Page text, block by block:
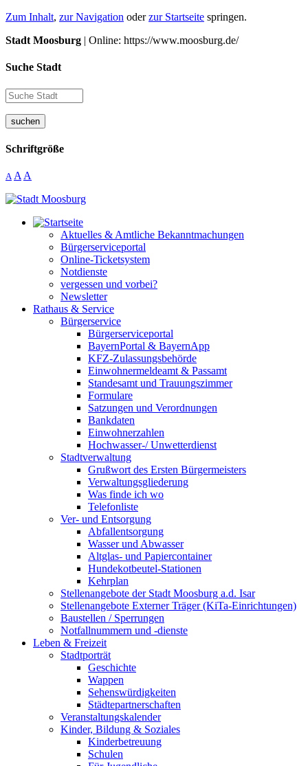
Zum Inhalt, zur Navigation oderzur Startseite springen.
Stadt Moosburg | Online: https://www.moosburg.de/
Suche Stadt
suchen
Schriftgröße
A A A
Aktuelles & Amtliche Bekanntmachungen
Bürgerserviceportal
Online-Ticketsystem
Notdienste
vergessen und vorbei?
Newsletter
Rathaus & Service
Bürgerservice
Bürgerserviceportal
BayernPortal & BayernApp
KFZ-Zulassungsbehörde
Einwohnermeldeamt & Passamt
Standesamt und Trauungszimmer
Formulare
Satzungen und Verordnungen
Bankdaten
Einwohnerzahlen
Hochwasser-/ Unwetterdienst
Stadtverwaltung
Grußwort des Ersten Bürgermeisters
Verwaltungsgliederung
Was finde ich wo
Telefonliste
Ver- und Entsorgung
Abfallentsorgung
Wasser und Abwasser
Altglas- und Papiercontainer
Hundekotbeutel-Stationen
Kehrplan
Stellenangebote der Stadt Moosburg a.d. Isar
Stellenangebote Externer Träger (KiTa-Einrichtungen)
Baustellen / Sperrungen
Notfallnummern und -dienste
Leben & Freizeit
Stadtporträt
Geschichte
Wappen
Sehenswürdigkeiten
Städtepartnerschaften
Veranstaltungskalender
Kinder, Bildung & Soziales
Kinderbetreuung
Schulen